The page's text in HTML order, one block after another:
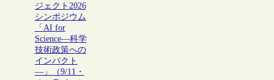
ジェクト2026
シンポジウム
「AI for
Science―科学
技術政策への
インパクト
―」（9/11・